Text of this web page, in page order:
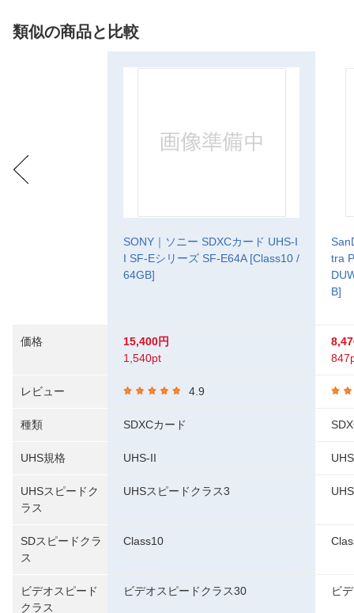
類似の商品と比較
価格
レビュー
種類
UHS規格
UHSスピードク
ラス
SDスピードクラ
ス
ビデオスピード
クラス
SONY｜ソニー SDXCカード UHS-I
I SF-Eシリーズ SF-E64A [Class10 /
64GB]
15,400円
1,540pt
4.9
SDXCカード
UHS-II
UHSスピードクラス3
Class10
ビデオスピードクラス30
tra
B]
ビ